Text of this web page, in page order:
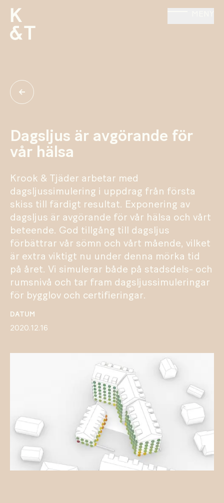
Dagsljus är avgörande för
vår hälsa
DATUM
2020.12.16
Krook & Tjäder arbetar med
dagsljussimulering i uppdrag från första
skiss till färdigt resultat. Exponering av
dagsljus är avgörande för vår hälsa och vårt
beteende. God tillgång till dagsljus
förbättrar vår sömn och vårt mående, vilket
är extra viktigt nu under denna mörka tid
på året. Vi simulerar både på stadsdels- och
rumsnivå och tar fram dagsljussimuleringar
för bygglov och certifieringar.